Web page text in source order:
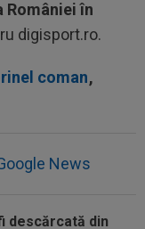
României în
digisport.ro.
coman,
News
descărcată din
dintre